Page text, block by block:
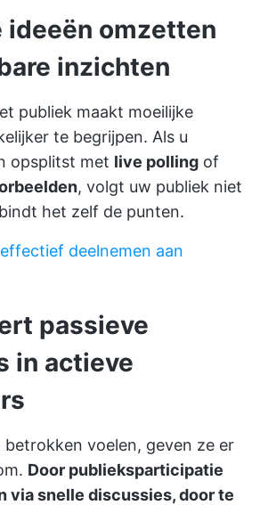
ideeën omzetten
inzichten
publiek maakt moeilijke
te begrijpen. Als u
opsplitst met live polling of
, volgt uw publiek niet
het zelf de punten.
deelnemen aan
passieve
in actieve
betrokken voelen, geven ze er
Door publieksparticipatie
via snelle discussies, door te